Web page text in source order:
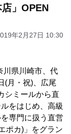
」OPEN
年2月27日 10:30
川県川崎市、代
(月・祝)、広尾
シミールから直
をはじめ、高級
専門に扱う直営
ポカ)」をグラン